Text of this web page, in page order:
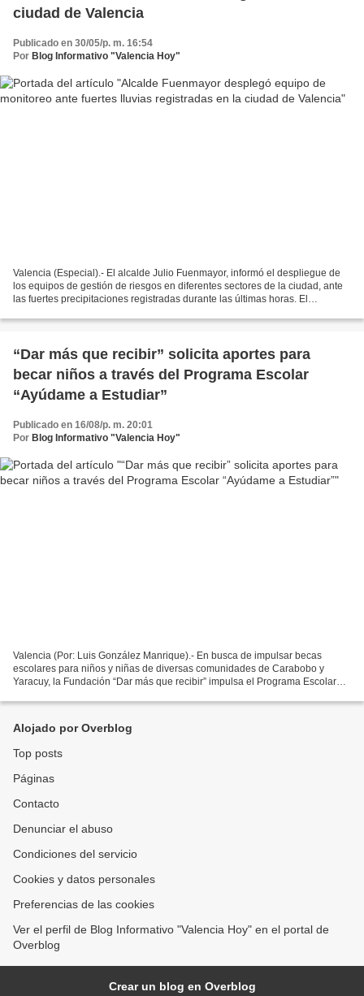
ciudad de Valencia
Publicado en 30/05/p. m. 16:54
Por Blog Informativo "Valencia Hoy"
Valencia (Especial).- El alcalde Julio Fuenmayor, informó el despliegue de
los equipos de gestión de riesgos en diferentes sectores de la ciudad, ante
las fuertes precipitaciones registradas durante las últimas horas. El
“Dar más que recibir” solicita aportes para
becar niños a través del Programa Escolar
“Ayúdame a Estudiar”
Publicado en 16/08/p. m. 20:01
Por Blog Informativo "Valencia Hoy"
Valencia (Por: Luis González Manrique).- En busca de impulsar becas
escolares para niños y niñas de diversas comunidades de Carabobo y
Yaracuy, la Fundación “Dar más que recibir” impulsa el Programa Escolar
Alojado por Overblog
Top posts
Páginas
Contacto
Denunciar el abuso
Condiciones del servicio
Cookies y datos personales
Preferencias de las cookies
Ver el perfil de Blog Informativo "Valencia Hoy" en el portal de
Overblog
Crear un blog en Overblog